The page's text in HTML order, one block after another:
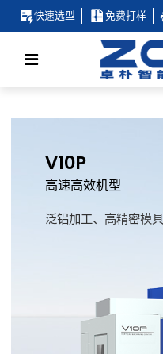
快速选型 免费打样
V10P
高速高效机型
泛铝加工、高精密模